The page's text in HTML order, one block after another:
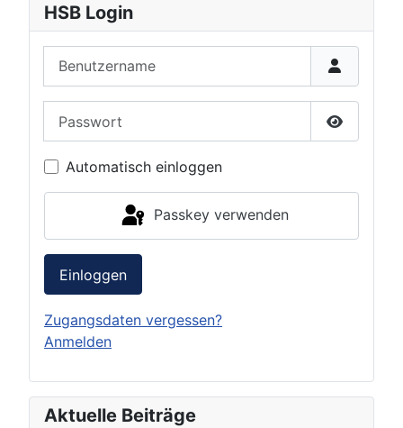
HSB Login
Passwort
Automatisch einloggen
Passkey verwenden
Einloggen
Zugangsdaten vergessen?
Anmelden
Aktuelle Beiträge